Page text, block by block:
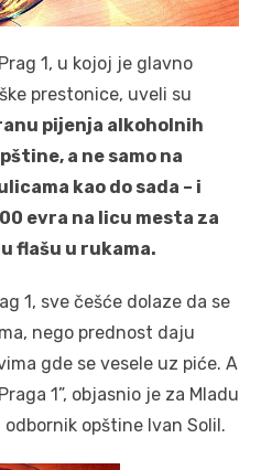
1, u kojoj je glavno
prestonice, uveli su
pijenja alkoholnih
a ne samo na
kao do sada – i
evra na licu mesta za
flašu u rukama.
1, sve češće dolaze da se
nego prednost daju
gde se vesele uz piće. A
1”, objasnio je za Mladu
opštine Ivan Solil.